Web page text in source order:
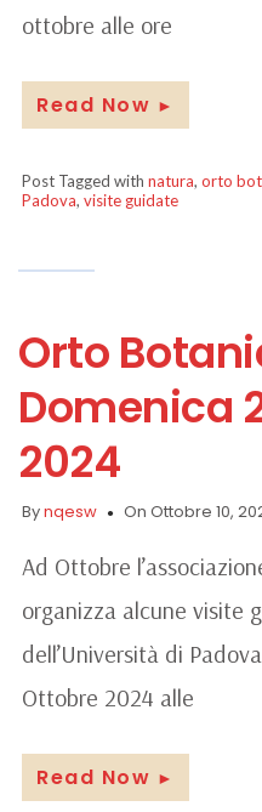
ottobre alle ore
Read Now ►
Post Tagged with natura, orto
Padova, visite guidate
Orto
Domenica
2024
Bynqesw On Ottobre 10,
Ad Ottobre
organizza alcune visite
dell’Università di
Ottobre 2024 alle
Read Now ►